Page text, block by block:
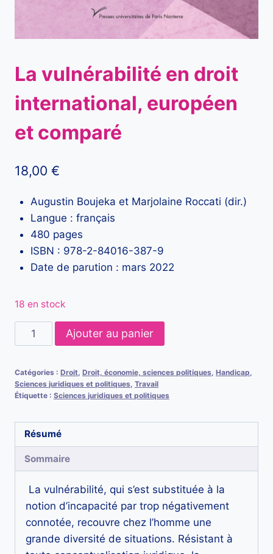
La vulnérabilité en droit
international, européen
et comparé
18,00 €
Augustin Boujeka et Marjolaine Roccati (dir.)
Langue : français
480 pages
ISBN : 978-2-84016-387-9
Date de parution : mars 2022
18 en stock
quantité
de
vulnérabilité
en
international,
européen
Ajouter au panier
Catégories : Droit Droit, économie, sciences politiques Handicap
Sciences juridiques et politiques Travail
Étiquette : Sciences juridiques et politiques
Résumé
Sommaire
La vulnérabilité, qui s’est substituée à la
notion d’incapacité par trop négativement
connotée, recouvre chez l’homme une
grande diversité de situations. Résistant à